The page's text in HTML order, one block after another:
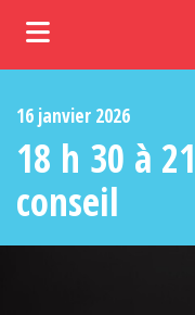
(Services )
(Loisirs, culture
16 janvier 2026
18 h 30 à
conseil